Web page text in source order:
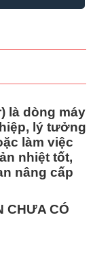
là dòng máy
lý tưởng
làm việc
nhiệt tốt,
nâng cấp
CHƯA CÓ